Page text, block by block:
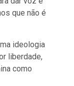
que não é
ideologia
liberdade,
como